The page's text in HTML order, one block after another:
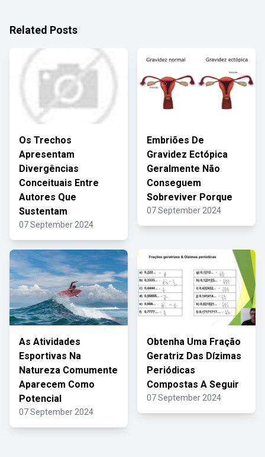
Related Posts
Os Trechos
Apresentam
Divergências
Conceituais Entre
Autores Que
Sustentam
07 September 2024
Embriões De
Gravidez Ectópica
Geralmente Não
Conseguem
Sobreviver Porque
07 September 2024
As Atividades
Esportivas Na
Natureza Comumente
Aparecem Como
Potencial
07 September 2024
Obtenha Uma Fração
Geratriz Das Dízimas
Periódicas
Compostas A Seguir
07 September 2024